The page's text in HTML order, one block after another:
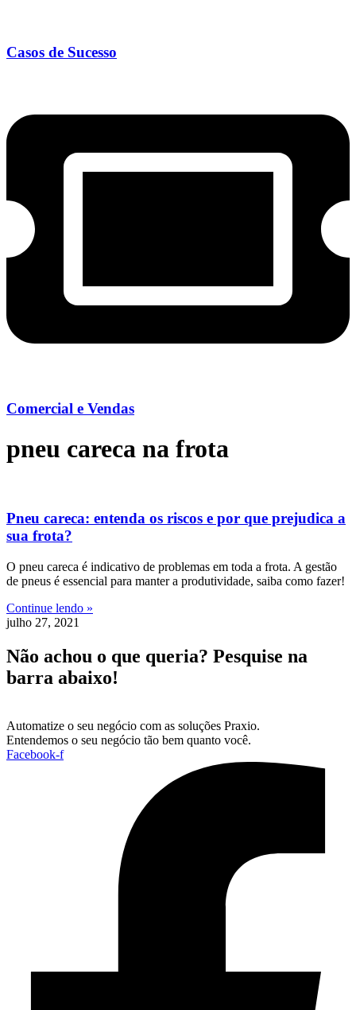
Casos de Sucesso
Comercial e Vendas
pneu careca na frota
Pneu careca: entenda os riscos e por que prejudica a
sua frota?
O pneu careca é indicativo de problemas em toda a frota. A gestão
de pneus é essencial para manter a produtividade, saiba como fazer!
Continue lendo »
julho 27, 2021
Não achou o que queria? Pesquise na
barra abaixo!
Automatize o seu negócio com as soluções Praxio.
Entendemos o seu negócio tão bem quanto você.
Facebook-f